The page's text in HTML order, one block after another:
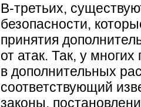
В-третьих,
безопасности,
принятия
от атак. Так, у
в дополнительных
соответствующий
законы,